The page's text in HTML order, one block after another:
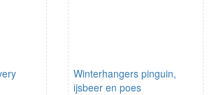
Winterhangers pinguin,
ijsbeer en poes